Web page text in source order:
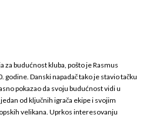
za budućnost kluba, pošto je Rasmus
Danski napadač tako je stavio tačku
pokazao da svoju budućnost vidi u
od ključnih igrača ekipe i svojim
velikana. Uprkos interesovanju